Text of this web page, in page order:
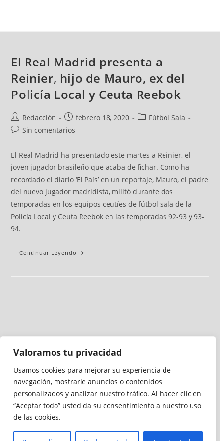
Valoramos tu privacidad
Usamos cookies para mejorar su experiencia de
navegación, mostrarle anuncios o contenidos
personalizados y analizar nuestro tráfico. Al hacer clic en
“Aceptar todo” usted da su consentimiento a nuestro uso
de las cookies.
El Real Madrid presenta a
Reinier, hijo de Mauro, ex del
Policía Local y Ceuta Reebok
Redacción febrero 18, 2020
Fútbol Sala
Sin comentarios
El Real Madrid ha presentado este martes a Reinier, el
joven jugador brasileño que acaba de fichar. Como ha
recordado el diario ‘El País’ en un reportaje, Mauro, el padre
del nuevo jugador madridista, militó durante dos
temporadas en los equipos ceutíes de fútbol sala de la
Policía Local y Ceuta Reebok en las temporadas 92-93 y 93-
94.
Continuar Leyendo
Medio auditado por